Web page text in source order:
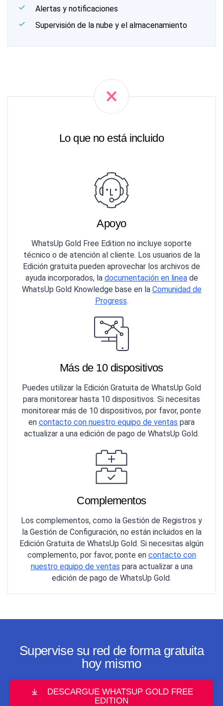
Alertas y notificaciones
Supervisión de la nube y el almacenamiento
Lo que no está incluido
Apoyo
WhatsUp Gold Free Edition no incluye soporte
técnico o de atención al cliente. Los usuarios de la
Edición gratuita pueden aprovechar los archivos de
ayuda incorporados, la documentación en lineade
WhatsUp Gold Knowledge base en la Comunidad de
Progress.
Más de 10 dispositivos
Puedes utilizar la Edición Gratuita de WhatsUp Gold
para monitorear hasta 10 dispositivos. Si necesitas
monitorear más de 10 dispositivos, por favor, ponte
en contacto con nuestro equipo de ventas para
actualizar a una edición de pago de WhatsUp Gold.
Complementos
Los complementos, como la Gestión de Registros y
la Gestión de Configuración, no están incluidos en la
Edición Gratuita de WhatsUp Gold. Si necesitas algún
complemento, por favor, ponte en contacto con
nuestro equipo de ventas para actualizar a una
edición de pago de WhatsUp Gold.
Supervise su red de forma gratuita
hoy mismo
DESCARGUE WHATSUP GOLD FREE
EDITION